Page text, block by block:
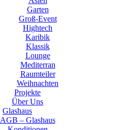
Garten
Groß-Event
Hightech
Karibik
Klassik
Lounge
Mediterran
Raumteiler
Weihnachten
Projekte
Über Uns
Glashaus
AGB – Glashaus